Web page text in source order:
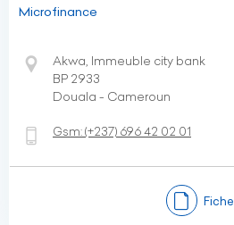
Microfinance
Akwa, Immeuble city bank
BP 2933
Douala - Cameroun
Gsm:(+237) 696 42 02 01
Fiche